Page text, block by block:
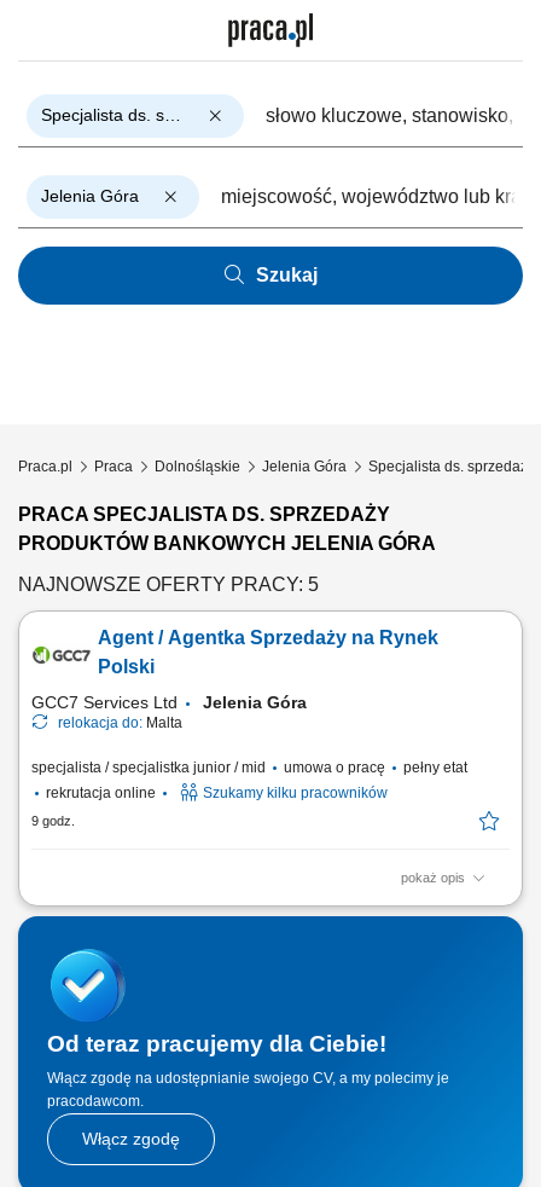
Jelenia Góra
Szukaj
Praca.pl Praca Dolnośląskie Jelenia Góra Specjalista ds.
PRACA SPECJALISTA DS. SPRZEDAŻY
PRODUKTÓW BANKOWYCH JELENIA GÓRA
NAJNOWSZE OFERTY PRACY: 5
Agent / Agentka Sprzedaży na Rynek
Polski
GCC7 Services Ltd Jelenia Góra
relokacja do: Malta
specjalista / specjalistka junior / mid umowa o pracę
pełny etat
rekrutacja online
Szukamy kilku pracowników
9 godz.
pokaż opis
ZAKRES OBOWIĄZKÓW: Aktywny kontakt telefoniczny z klientami
finansami, w tym szkoleń z zakresu edukacji finansowej; Budowanie
relacji i pozyskiwanie klientów dla naszych kluczowych Partnerów
Biznesowych. CZEGO WYMAGAMY: Chęć...
Od teraz pracujemy dla Ciebie!
Włącz zgodę na udostępnianie swojego CV, a my polecimy je
pracodawcom.
Włącz zgodę